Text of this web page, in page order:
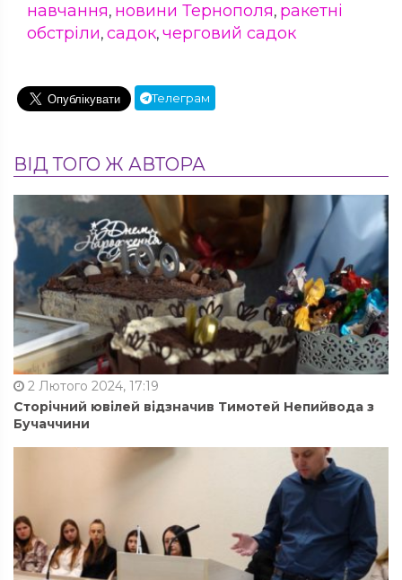
навчання, новини Тернополя, ракетні
обстріли, садок, черговий садок
Телеграм
ВІД ТОГО Ж АВТОРА
2 Лютого 2024, 17:19
Сторічний ювілей відзначив Тимотей Непийвода з
Бучаччини